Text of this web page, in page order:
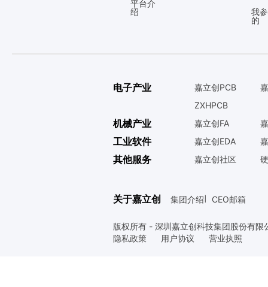
平台介
绍
我
的
电子产业 嘉立创PCB
ZXHPCB
机械产业 嘉立创FA
工业软件 嘉立创EDA
其他服务 嘉立创社区
关于嘉立创 集团介绍 CEO邮箱
版权所有 - 深圳嘉立创科技集团股份有限
隐私政策
用户协议 营业执照